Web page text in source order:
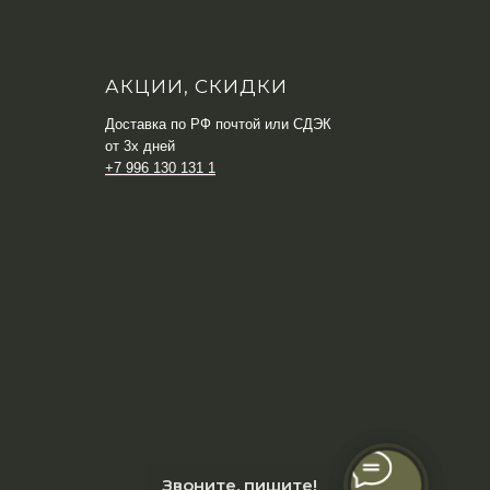
АКЦИИ, СКИДКИ
Доставка по РФ почтой или СДЭК
от 3х дней
+7 996 130 131 1
Звоните, пишите!